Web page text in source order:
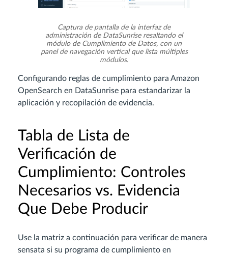
Captura de pantalla de la interfaz de
administración de DataSunrise resaltando el
módulo de Cumplimiento de Datos, con un
panel de navegación vertical que lista múltiples
módulos.
Configurando reglas de cumplimiento para Amazon
OpenSearch en DataSunrise para estandarizar la
aplicación y recopilación de evidencia.
Tabla de Lista de
Verificación de
Cumplimiento: Controles
Necesarios vs. Evidencia
Que Debe Producir
Use la matriz a continuación para verificar de manera
sensata si su programa de cumplimiento en